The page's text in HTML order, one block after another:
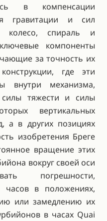
в компенсации
гравитации и сил
колесо, спираль и
компоненты
за точность их
где эти
внутри механизма,
тяжести и силы
вертикальных
а в других позициях
изобретения Бреге
вращение этих
вокруг своей оси
погрешности,
часов в положениях,
или замедлению их
в часах Quai